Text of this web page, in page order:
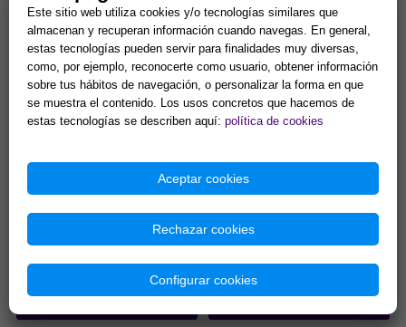
Comprar
(SOBRE 50 GR APROX CON
INSTR)
Delicioso aroma floral y de
resina. Promueve el sentido de
perseverancia y la lealtad. ...
INCIENSO 3 REYES (SOBRE 50
GR APROX CON INSTR)
Incienso 100% natural. Ayuda a
proporcionar la asistencia
3,40 €
Este sitio web utiliza cookies y/o tecnologías similares que
almacenan y recuperan información cuando navegas. En general,
estas tecnologías pueden servir para finalidades muy diversas,
como, por ejemplo, reconocerte como usuario, obtener información
sobre tus hábitos de navegación, o personalizar la forma en que
se muestra el contenido. Los usos concretos que hacemos de
estas tecnologías se describen aquí: política de cookies
Aceptar cookies
Rechazar cookies
Configurar cookies